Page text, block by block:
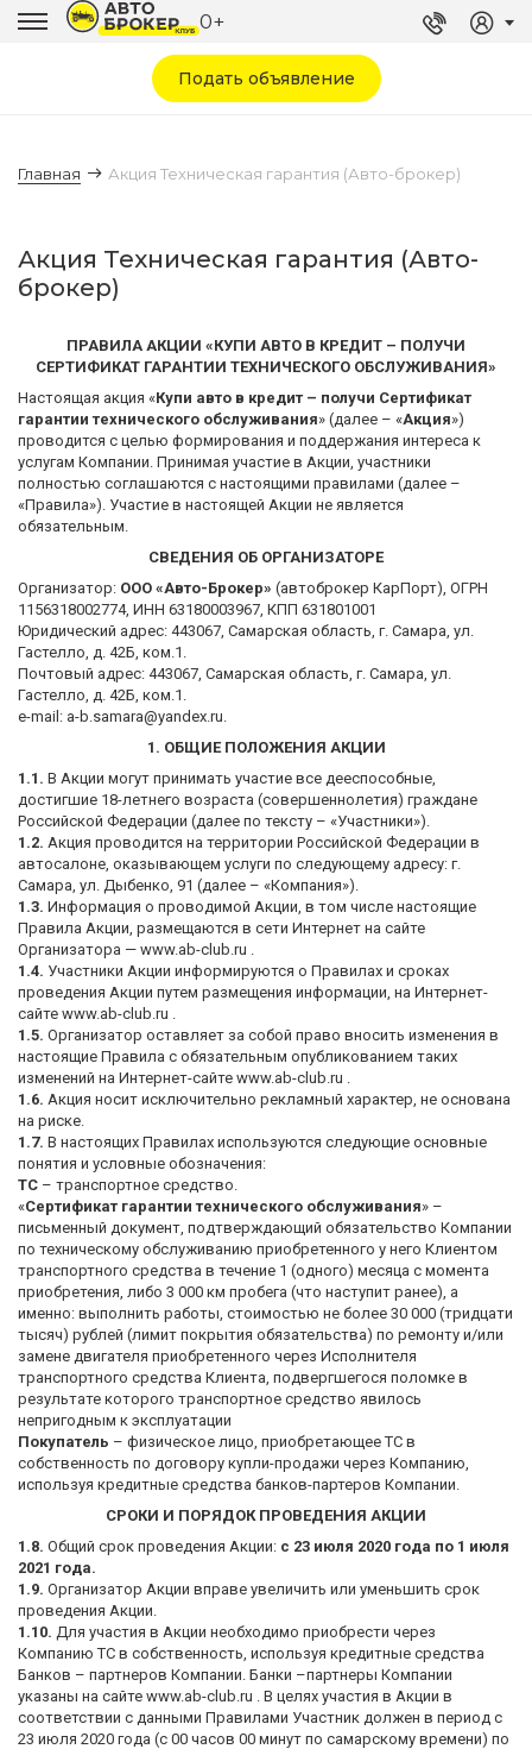
0+
Подать объявление
Главная Акция Техническая гарантия (Авто-брокер)
Акция Техническая гарантия (Авто-
брокер)
ПРАВИЛА АКЦИИ «КУПИ АВТО В КРЕДИТ – ПОЛУЧИ
СЕРТИФИКАТ ГАРАНТИИ ТЕХНИЧЕСКОГО ОБСЛУЖИВАНИЯ»
Настоящая акция «Купи авто в кредит – получи Сертификат
гарантии технического обслуживания» (далее – «Акция»)
проводится с целью формирования и поддержания интереса к
услугам Компании. Принимая участие в Акции, участники
полностью соглашаются с настоящими правилами (далее –
«Правила»). Участие в настоящей Акции не является
обязательным.
СВЕДЕНИЯ ОБ ОРГАНИЗАТОРЕ
Организатор: ООО «Авто-Брокер» (автоброкер КарПорт), ОГРН
1156318002774, ИНН 63180003967, КПП 631801001
Юридический адрес: 443067, Самарская область, г. Самара, ул.
Гастелло, д. 42Б, ком.1.
Почтовый адрес: 443067, Самарская область, г. Самара, ул.
Гастелло, д. 42Б, ком.1.
e-mail: a-b.samara@yandex.ru.
1. ОБЩИЕ ПОЛОЖЕНИЯ АКЦИИ
1.1. В Акции могут принимать участие все дееспособные,
достигшие 18-летнего возраста (совершеннолетия) граждане
Российской Федерации (далее по тексту – «Участники»).
1.2. Акция проводится на территории Российской Федерации в
автосалоне, оказывающем услуги по следующему адресу: г.
Самара, ул. Дыбенко, 91 (далее – «Компания»).
1.3. Информация о проводимой Акции, в том числе настоящие
Правила Акции, размещаются в сети Интернет на сайте
Организатора — www.ab-club.ru .
1.4. Участники Акции информируются о Правилах и сроках
проведения Акции путем размещения информации, на Интернет-
сайте www.ab-club.ru .
1.5. Организатор оставляет за собой право вносить изменения в
настоящие Правила с обязательным опубликованием таких
изменений на Интернет-сайте www.ab-club.ru .
1.6. Акция носит исключительно рекламный характер, не основана
на риске.
1.7. В настоящих Правилах используются следующие основные
понятия и условные обозначения:
ТС – транспортное средство.
«Сертификат гарантии технического обслуживания» –
письменный документ, подтверждающий обязательство Компании
по техническому обслуживанию приобретенного у него Клиентом
транспортного средства в течение 1 (одного) месяца с момента
приобретения, либо 3 000 км пробега (что наступит ранее), а
именно: выполнить работы, стоимостью не более 30 000 (тридцати
тысяч) рублей (лимит покрытия обязательства) по ремонту и/или
замене двигателя приобретенного через Исполнителя
транспортного средства Клиента, подвергшегося поломке в
результате которого транспортное средство явилось
непригодным к эксплуатации
Покупатель – физическое лицо, приобретающее ТС в
собственность по договору купли-продажи через Компанию,
используя кредитные средства банков-партеров Компании.
СРОКИ И ПОРЯДОК ПРОВЕДЕНИЯ АКЦИИ
1.8. Общий срок проведения Акции: с 23 июля 2020 года по 1 июля
2021 года.
1.9. Организатор Акции вправе увеличить или уменьшить срок
проведения Акции.
1.10. Для участия в Акции необходимо приобрести через
Компанию ТС в собственность, используя кредитные средства
Банков – партнеров Компании. Банки –партнеры Компании
указаны на сайте www.ab-club.ru . В целях участия в Акции в
соответствии с данными Правилами Участник должен в период с
23 июля 2020 года (с 00 часов 00 минут по самарскому времени) по